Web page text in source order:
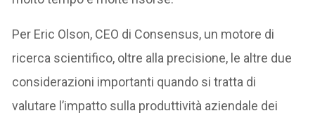
Per Eric Olson, CEO di Consensus, un motore di
ricerca scientifico, oltre alla precisione, le altre due
considerazioni importanti quando si tratta di
valutare l’impatto sulla produttività aziendale dei